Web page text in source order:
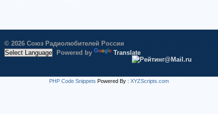
© 2026 Союз Радиолюбителей России
Powered by
Translate
PHP Code Snippets Powered By : XYZScripts.com